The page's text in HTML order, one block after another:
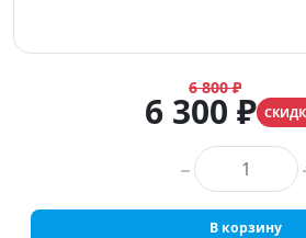
6 800 ₽
6 300 ₽
В корзину